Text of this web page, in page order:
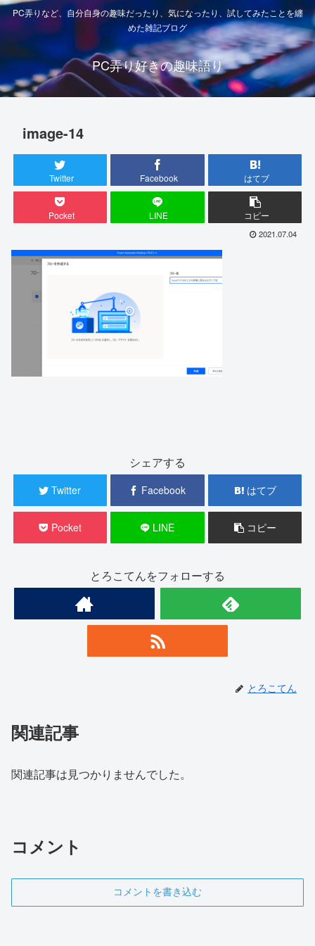
PC弄りなど、自分自身の趣味だったり、気になったり、試してみたことを纏
めた雑記ブログ
PC弄り好きの趣味語り
image-14
Twitter Facebook はてブ
Pocket LINE コピー
2021.07.04
シェアする
Twitter Facebook はてブ
Pocket LINE コピー
とろこてんをフォローする
とろこてん
関連記事
関連記事は見つかりませんでした。
コメント
コメントを書き込む